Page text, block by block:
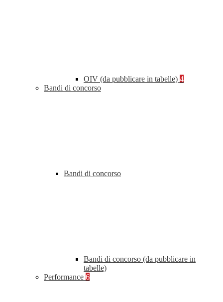
OIV (da pubblicare in tabelle) 4
Bandi di concorso
Bandi di concorso
Bandi di concorso (da pubblicare in
tabelle)
Performance 6